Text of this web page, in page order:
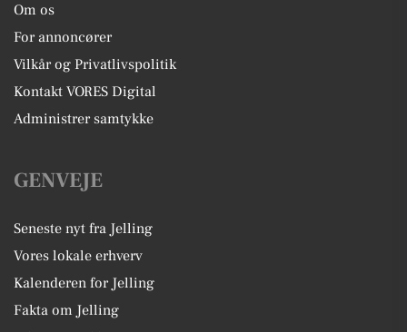
Om os
For annoncører
Vilkår og Privatlivspolitik
Kontakt VORES Digital
Administrer samtykke
GENVEJE
Seneste nyt fra Jelling
Vores lokale erhverv
Kalenderen for Jelling
Fakta om Jelling